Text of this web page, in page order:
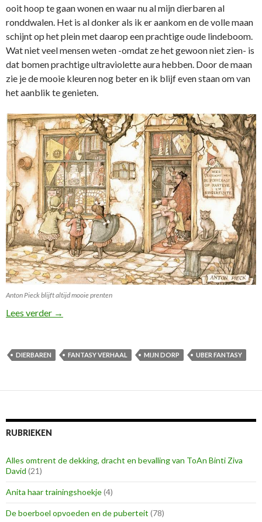
ooit hoop te gaan wonen en waar nu al mijn dierbaren al
ronddwalen. Het is al donker als ik er aankom en de volle maan
schijnt op het plein met daarop een prachtige oude lindeboom.
Wat niet veel mensen weten -omdat ze het gewoon niet zien- is
dat bomen prachtige ultraviolette aura hebben. Door de maan
zie je de mooie kleuren nog beter en ik blijf even staan om van
het aanblik te genieten.
Anton Pieck blijft altijd mooie prenten
Lees verder De plek waar ik graag kom!
→
DIERBAREN FANTASY VERHAAL MIJN DORP UBER FANTASY
RUBRIEKEN
Alles omtrent de dekking, dracht en bevalling van ToAn Binti Ziva
David (21)
Anita haar trainingshoekje(4)
De boerboel opvoeden en de puberteit (78)